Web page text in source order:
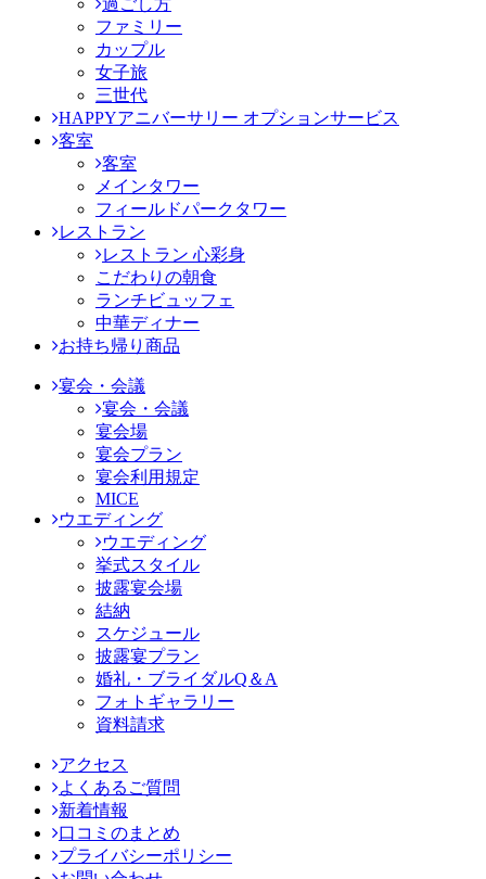
ファミリー
カップル
女子旅
三世代
HAPPYアニバーサリー オプションサービス
客室
客室
メインタワー
フィールドパークタワー
レストラン
レストラン 心彩身
こだわりの朝食
ランチビュッフェ
中華ディナー
お持ち帰り商品
宴会・会議
宴会・会議
宴会場
宴会プラン
宴会利用規定
MICE
ウエディング
ウエディング
挙式スタイル
披露宴会場
結納
スケジュール
披露宴プラン
婚礼・ブライダルQ＆A
フォトギャラリー
資料請求
アクセス
よくあるご質問
新着情報
口コミのまとめ
プライバシーポリシー